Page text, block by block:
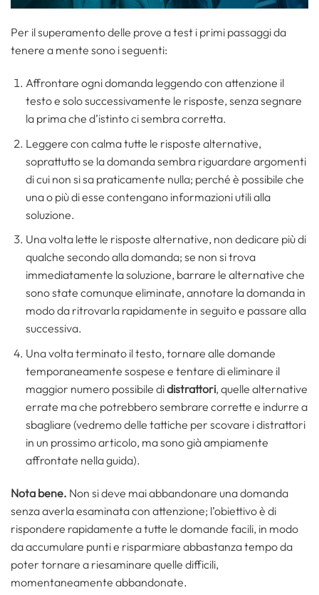
Per il superamento delle prove a test i primi passaggi da
tenere a mente sono i seguenti:
Affrontare ogni domanda leggendo con attenzione il
testo e solo successivamente le risposte, senza segnare
la prima che d’istinto ci sembra corretta.
Leggere con calma tutte le risposte alternative,
soprattutto se la domanda sembra riguardare argomenti
di cui non si sa praticamente nulla; perché è possibile che
una o più di esse contengano informazioni utili alla
soluzione.
Una volta lette le risposte alternative, non dedicare più di
qualche secondo alla domanda; se non si trova
immediatamente la soluzione, barrare le alternative che
sono state comunque eliminate, annotare la domanda in
modo da ritrovarla rapidamente in seguito e passare alla
successiva.
Una volta terminato il testo, tornare alle domande
temporaneamente sospese e tentare di eliminare il
maggior numero possibile didistrattori, quelle alternative
errate ma che potrebbero sembrare corrette e indurre a
sbagliare (vedremo delle tattiche per scovare i distrattori
in un prossimo articolo, ma sono già ampiamente
affrontate nella guida).
Nota bene. Non si deve mai abbandonare una domanda
senza averla esaminata con attenzione; l’obiettivo è di
rispondere rapidamente a tutte le domande facili, in modo
da accumulare punti e risparmiare abbastanza tempo da
poter tornare a riesaminare quelle difficili,
momentaneamente abbandonate.